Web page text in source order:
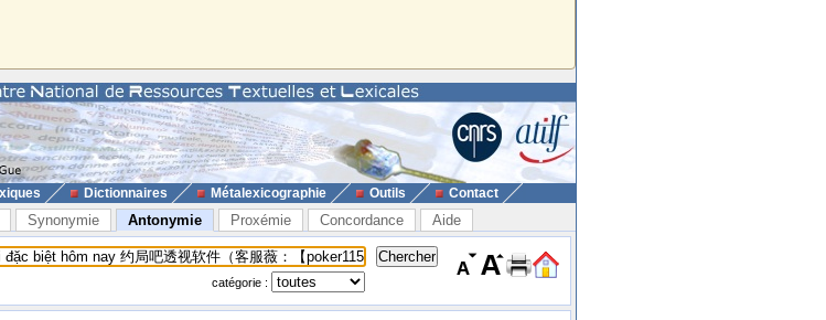
Dictionnaires Métalexicographie Outils Contact
Synonymie Antonymie Proxémie Concordance Aide
catégorie :